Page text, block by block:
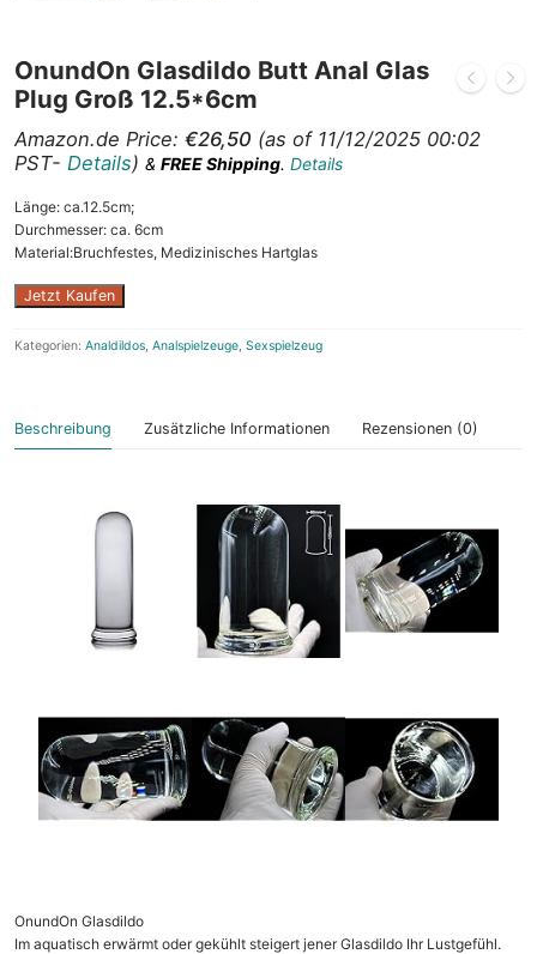
OnundOn Glasdildo Butt Anal Glas
Plug Groß 12.5*6cm
Amazon.de Price: €26,50 (as of 11/12/2025 00:02
PST- Details) & FREE Shipping. Details
Länge: ca.12.5cm;
Durchmesser: ca. 6cm
Material:Bruchfestes, Medizinisches Hartglas
Jetzt Kaufen
Kategorien: Analdildos, Analspielzeuge, Sexspielzeug
Beschreibung Zusätzliche Informationen Rezensionen (0)
OnundOn Glasdildo
Im aquatisch erwärmt oder gekühlt steigert jener Glasdildo Ihr Lustgefühl.